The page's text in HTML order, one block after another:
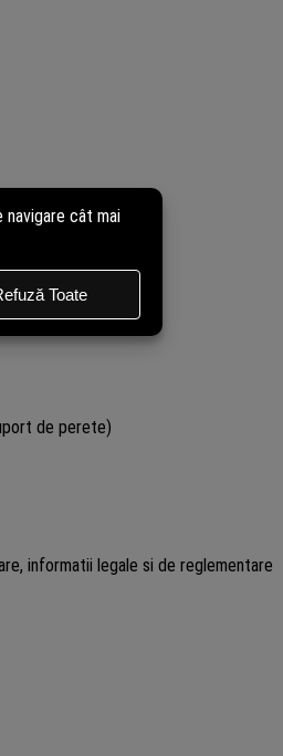
de perete)
informatii legale si de reglementare